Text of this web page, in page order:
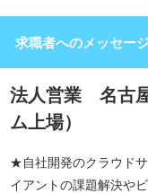
求職者へのメッセー
法人営業 名古
ム上場）
★自社開発のクラウド
イアントの課題解決や